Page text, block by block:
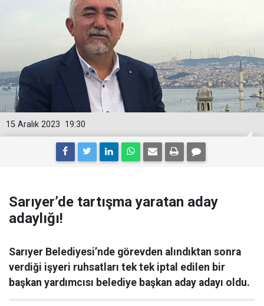
19:30
15 Aralık 2023
Sarıyer’de tartışma yaratan aday
adaylığı!
Sarıyer Belediyesi’nde görevden alındıktan sonra
verdiği işyeri ruhsatları tek tek iptal edilen bir
başkan yardımcısı belediye başkan aday adayı oldu.